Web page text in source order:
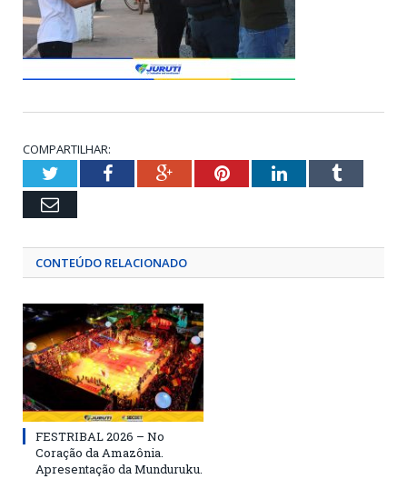
COMPARTILHAR:
TwitterFacebookGoogle+PinterestLinkedInTumblr
Email
CONTEÚDO RELACIONADO
FESTRIBAL 2026 – No
Coração da Amazônia.
Apresentação da Munduruku.